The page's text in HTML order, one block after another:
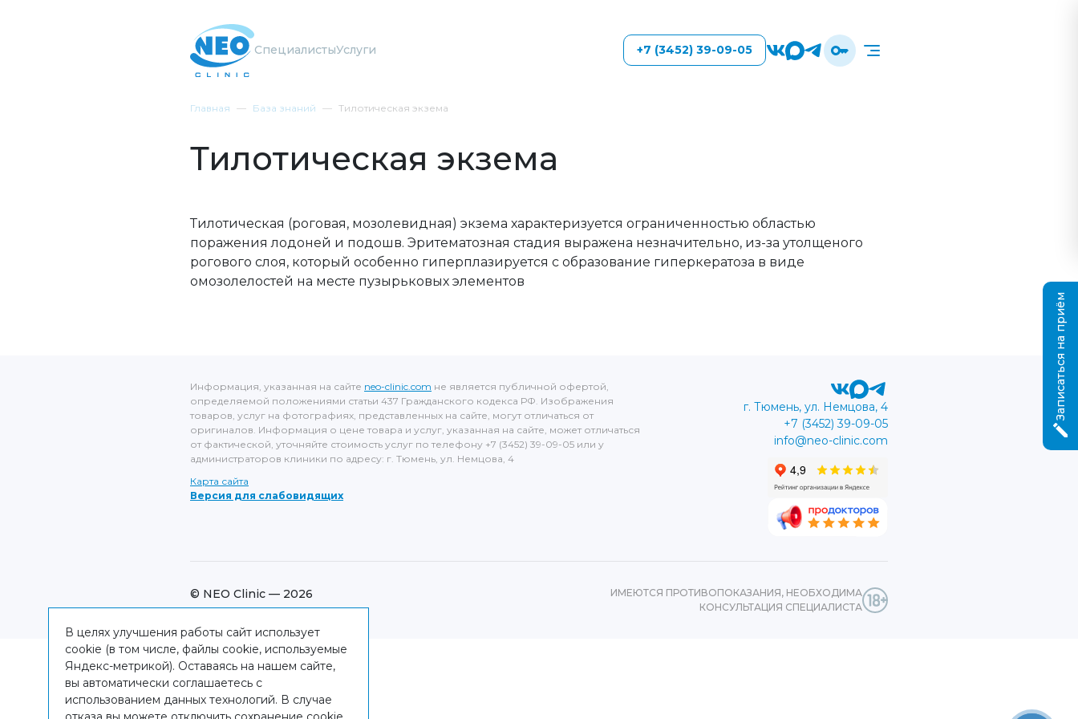
СпециалистыУслуги +7 (3452) 39-09-05
Главная База знаний Тилотическая экзема
Тилотическая экзема
Тилотическая (роговая, мозолевидная) экзема характеризуется ограниченностью областью
поражения лодоней и подошв. Эритематозная стадия выражена незначительно, из-за утолщеного
рогового слоя, который особенно гиперплазируется с образование гиперкератоза в виде
омозолелостей на месте пузырьковых элементов
Информация, указанная на сайте neo-clinic.com не является публичной офертой,
определяемой положениями статьи 437 Гражданского кодекса РФ. Изображения
товаров, услуг на фотографиях, представленных на сайте, могут отличаться от
оригиналов. Информация о цене товара и услуг, указанная на сайте, может отличаться
от фактической, уточняйте стоимость услуг по телефону +7 (3452) 39-09-05 или у
администраторов клиники по адресу: г. Тюмень, ул. Немцова, 4
Карта сайта
Версия для слабовидящих
г. Тюмень, ул. Немцова, 4
+7 (3452) 39-09-05
info@neo-clinic.com
© NEO Clinic — 2026
ИМЕЮТСЯ ПРОТИВОПОКАЗАНИЯ, НЕОБХОДИМА
КОНСУЛЬТАЦИЯ СПЕЦИАЛИСТА
В целях улучшения работы сайт использует
cookie (в том числе, файлы cookie, используемые
Яндекс-метрикой). Оставаясь на нашем сайте,
вы автоматически соглашаетесь с
использованием данных технологий. В случае
Записаться на приём